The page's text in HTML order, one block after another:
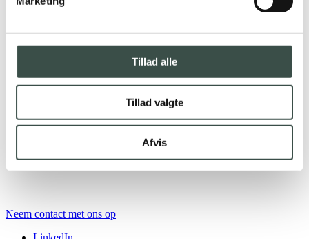
Tillad alle
Tillad valgte
Afvis
Neem contact met ons op